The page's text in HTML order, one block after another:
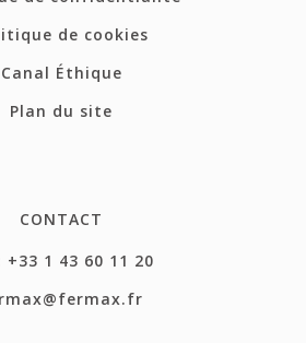
de cookies
Canal Éthique
Plan du site
CONTACT
+33 1 43 60 11 20